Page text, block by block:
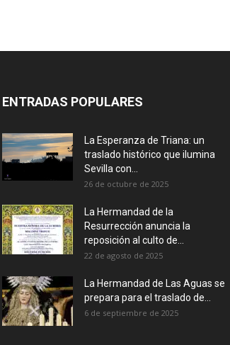
ENTRADAS POPULARES
La Esperanza de Triana: un
traslado histórico que ilumina
Sevilla con...
26 de octubre de 2025
La Hermandad de la
Resurrección anuncia la
reposición al culto de...
22 de agosto de 2025
La Hermandad de Las Aguas se
prepara para el traslado de...
6 de septiembre de 2025